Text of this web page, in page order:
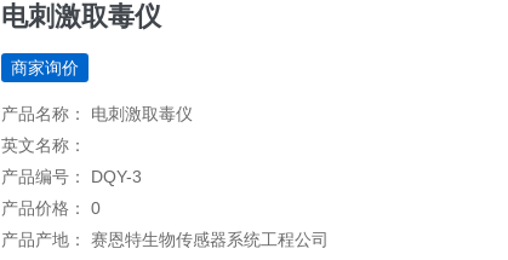
电刺激取毒仪
商家询价
产品名称： 电刺激取毒仪
英文名称：
产品编号： DQY-3
产品价格： 0
产品产地： 赛恩特生物传感器系统工程公司